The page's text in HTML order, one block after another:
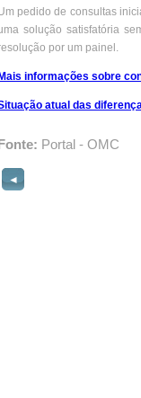
pedido de consultas
solução satisfatória
por um painel.
informações sobre
atual das
Portal - OMC
◄